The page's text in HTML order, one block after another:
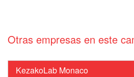
Otras empresas en este
KezakoLab Monaco